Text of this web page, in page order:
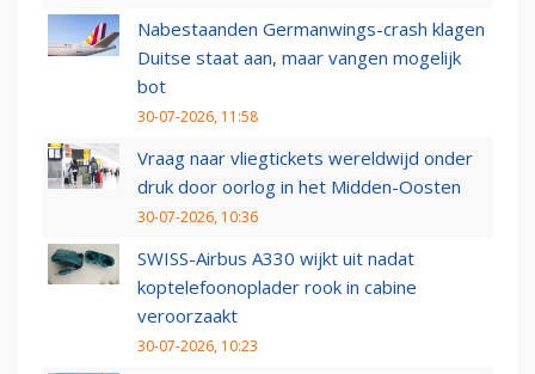
Nabestaanden Germanwings-crash klagen
Duitse staat aan, maar vangen mogelijk
bot
30-07-2026, 11:58
Vraag naar vliegtickets wereldwijd onder
druk door oorlog in het Midden-Oosten
30-07-2026, 10:36
SWISS-Airbus A330 wijkt uit nadat
koptelefoonoplader rook in cabine
veroorzaakt
30-07-2026, 10:23